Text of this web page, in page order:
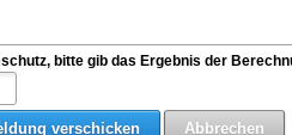
bitte gib das Ergebnis der